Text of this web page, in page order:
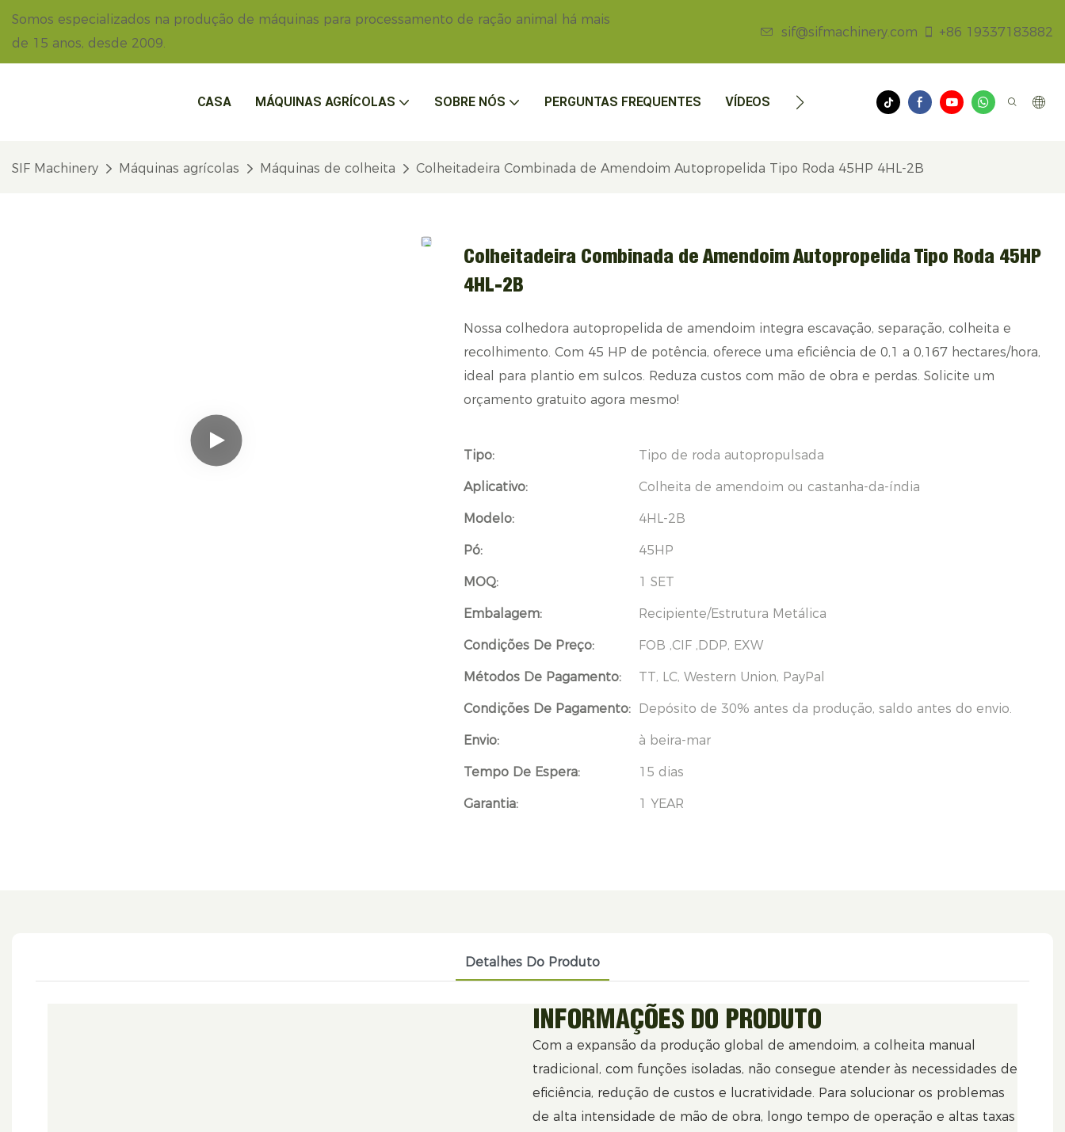
Somos especializados na produção de máquinas para processamento de ração animal há mais
de 15 anos, desde 2009.
sif@sifmachinery.com +86 19337183882
CASA MÁQUINAS AGRÍCOLAS SOBRE NÓS PERGUNTAS FREQUENTES VÍDEOS NOTÍCIAS CONTATE-NOS
SIF Machinery Máquinas agrícolas Máquinas de colheita Colheitadeira Combinada de Amendoim Autopropelida Tipo Roda 45HP 4HL-2B
Colheitadeira Combinada de Amendoim Autopropelida Tipo Roda 45HP
4HL-2B
Nossa colhedora autopropelida de amendoim integra escavação, separação, colheita e
recolhimento. Com 45 HP de potência, oferece uma eficiência de 0,1 a 0,167 hectares/hora,
ideal para plantio em sulcos. Reduza custos com mão de obra e perdas. Solicite um
orçamento gratuito agora mesmo!
Tipo: Tipo de roda autopropulsada
Aplicativo: Colheita de amendoim ou castanha-da-índia
Modelo: 4HL-2B
Pó: 45HP
MOQ: 1 SET
Embalagem: Recipiente/Estrutura Metálica
Condições De Preço: FOB ,CIF ,DDP, EXW
Métodos De Pagamento: TT, LC, Western Union, PayPal
Condições De Pagamento: Depósito de 30% antes da produção, saldo antes do envio.
Envio: à beira-mar
Tempo De Espera: 15 dias
Garantia: 1 YEAR
Detalhes Do Produto
INFORMAÇÕES DO PRODUTO
Com a expansão da produção global de amendoim, a colheita manual
tradicional, com funções isoladas, não consegue atender às necessidades de
eficiência, redução de custos e lucratividade. Para solucionar os problemas
de alta intensidade de mão de obra, longo tempo de operação e altas taxas